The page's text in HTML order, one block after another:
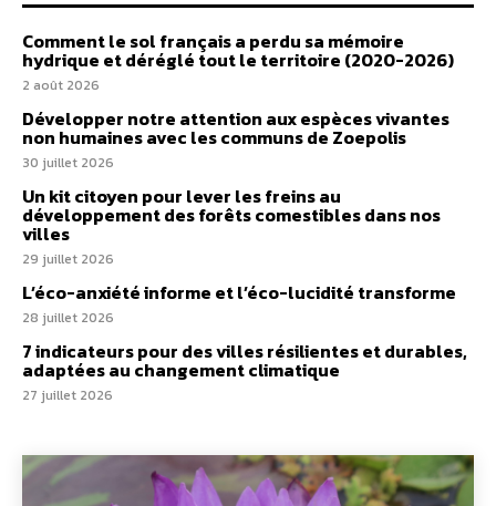
Comment le sol français a perdu sa mémoire
hydrique et déréglé tout le territoire (2020-2026)
2 août 2026
Développer notre attention aux espèces vivantes
non humaines avec les communs de Zoepolis
30 juillet 2026
Un kit citoyen pour lever les freins au
développement des forêts comestibles dans nos
villes
29 juillet 2026
L’éco-anxiété informe et l’éco-lucidité transforme
28 juillet 2026
7 indicateurs pour des villes résilientes et durables,
adaptées au changement climatique
27 juillet 2026